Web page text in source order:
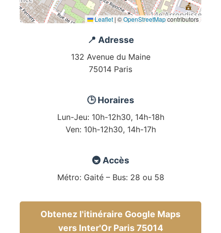
Leaflet | ©OpenStreetMapcontributors
📍 Adresse
132 Avenue du Maine
75014 Paris
🕒 Horaires
Lun-Jeu: 10h-12h30, 14h-18h
Ven: 10h-12h30, 14h-17h
🚇 Accès
Métro: Gaité – Bus: 28 ou 58
Obtenez l'itinéraire Google Maps
vers Inter'Or Paris 75014